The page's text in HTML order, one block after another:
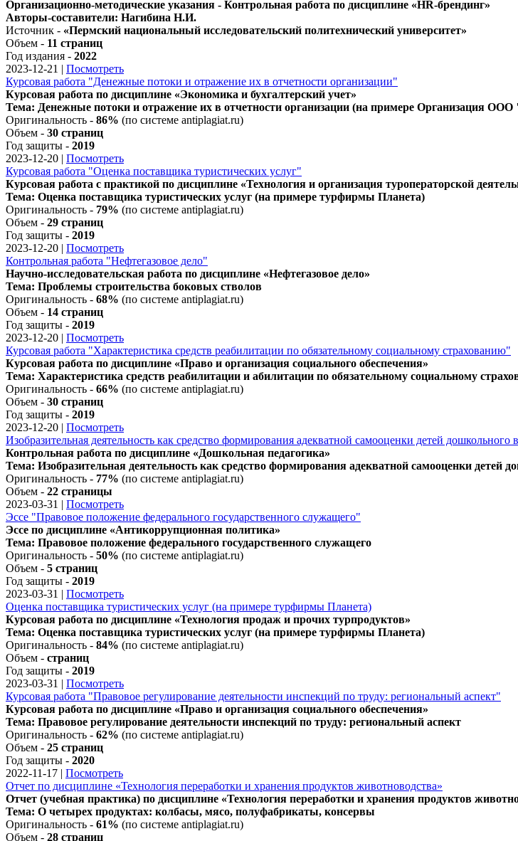
Организационно-методические указания - Контрольная работа по дисциплине «HR-брендинг»
Авторы-составители: Нагибина Н.И.
Источник - «Пермский национальный исследовательский политехнический университет»
Объем - 11 страниц
Год издания - 2022
2023-12-21 | Посмотреть
Курсовая работа "Денежные потоки и отражение их в отчетности организации"
Курсовая работа по дисциплине «Экономика и бухгалтерский учет»
Тема: Денежные потоки и отражение их в отчетности организации (на примере Организация
Оригинальность - 86% (по системе antiplagiat.ru)
Объем - 30 страниц
Год защиты - 2019
2023-12-20 | Посмотреть
Курсовая работа "Оценка поставщика туристических услуг"
Курсовая работа с практикой по дисциплине «Технология и организация туроператорской
Тема: Оценка поставщика туристических услуг (на примере турфирмы Планета)
Оригинальность - 79% (по системе antiplagiat.ru)
Объем - 29 страниц
Год защиты - 2019
2023-12-20 | Посмотреть
Контрольная работа "Нефтегазовое дело"
Научно-исследовательская работа по дисциплине «Нефтегазовое дело»
Тема: Проблемы строительства боковых стволов
Оригинальность - 68% (по системе antiplagiat.ru)
Объем - 14 страниц
Год защиты - 2019
2023-12-20 | Посмотреть
Курсовая работа "Характеристика средств реабилитации по обязательному социальному страхованию"
Курсовая работа по дисциплине «Право и организация социального обеспечения»
Тема: Характеристика средств реабилитации и абилитации по обязательному социальному
Оригинальность - 66% (по системе antiplagiat.ru)
Объем - 30 страниц
Год защиты - 2019
2023-12-20 | Посмотреть
Изобразительная деятельность как средство формирования адекватной самооценки детей дошкольного
Контрольная работа по дисциплине «Дошкольная педагогика»
Тема: Изобразительная деятельность как средство формирования адекватной самооценки детей
Оригинальность - 77% (по системе antiplagiat.ru)
Объем - 22 страницы
2023-03-31 | Посмотреть
Эссе "Правовое положение федерального государственного служащего"
Эссе по дисциплине «Антикоррупционная политика»
Тема: Правовое положение федерального государственного служащего
Оригинальность - 50% (по системе antiplagiat.ru)
Объем - 5 страниц
Год защиты - 2019
2023-03-31 | Посмотреть
Оценка поставщика туристических услуг (на примере турфирмы Планета)
Курсовая работа по дисциплине «Технология продаж и прочих турпродуктов»
Тема: Оценка поставщика туристических услуг (на примере турфирмы Планета)
Оригинальность - 84% (по системе antiplagiat.ru)
Объем - страниц
Год защиты - 2019
2023-03-31 | Посмотреть
Курсовая работа "Правовое регулирование деятельности инспекций по труду: региональный аспект"
Курсовая работа по дисциплине «Право и организация социального обеспечения»
Тема: Правовое регулирование деятельности инспекций по труду: региональный аспект
Оригинальность - 62% (по системе antiplagiat.ru)
Объем - 25 страниц
Год защиты - 2020
2022-11-17 | Посмотреть
Отчет по дисциплине «Технология переработки и хранения продуктов животноводства»
Отчет (учебная практика) по дисциплине «Технология переработки и хранения продуктов
Тема: О четырех продуктах: колбасы, мясо, полуфабрикаты, консервы
Оригинальность - 61% (по системе antiplagiat.ru)
Объем - 28 страниц